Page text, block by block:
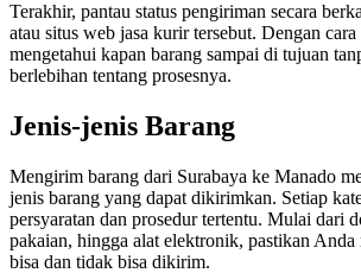
Terakhir, pantau status pengiriman secara
atau situs web jasa kurir tersebut. Dengan
mengetahui kapan barang sampai di tujuan
berlebihan tentang prosesnya.
Jenis-jenis Barang
Mengirim barang dari Surabaya ke Manado
jenis barang yang dapat dikirimkan. Setiap
persyaratan dan prosedur tertentu. Mulai dari
pakaian, hingga alat elektronik, pastikan Anda
bisa dan tidak bisa dikirim.